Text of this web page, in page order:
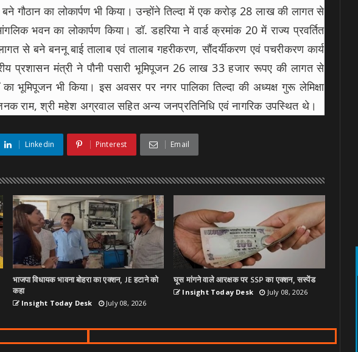
गौठान का लोकार्पण भी किया। उन्होंने तिल्दा में एक करोड़ 28 लाख की लागत से
भवन का लोकार्पण किया। डॉ. डहरिया ने वार्ड क्रमांक 20 में राज्य प्रवर्तित
से बने बननू बाई तालाब एवं तालाब गहरीकरण, सौंदर्यीकरण एवं पचरीकरण कार्य
प्रशासन मंत्री ने पौनी पसारी भूमिपूजन 26 लाख 33 हजार रूपए की लागत से
का भूमिपूजन भी किया। इस अवसर पर नगर पालिका तिल्दा की अध्यक्ष गुरू लेमिक्षा
राम, श्री महेश अग्रवाल सहित अन्य जनप्रतिनिधि एवं नागरिक उपस्थित थे।
Linkedin Pinterest Email
भाजपा विधायक भावना बोहरा का एक्शन, JE हटाने को
कहा
Insight Today Desk July 08, 2026
घूस मांगने वाले आरक्षक पर SSP का एक्शन, सस्पेंड
Insight Today Desk July 08, 2026